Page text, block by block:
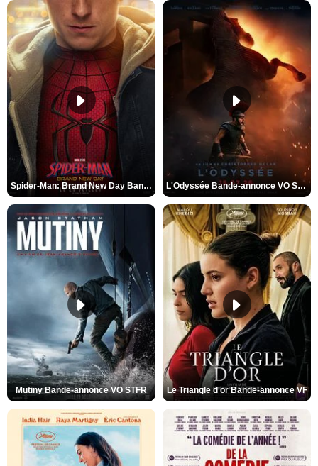
Spider-Man: Brand New Day Bande-annonce VO STFR L'Odyssée Bande-annonce VO STFR
Mutiny Bande-annonce VO STFR Le Triangle d'or Bande-annonce VF